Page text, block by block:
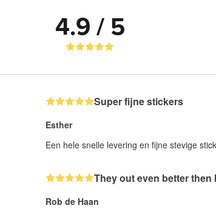
4.9 / 5
Super fijne stickers
Esther
Een hele snelle levering en fijne stevige
They out even better then
Rob de Haan